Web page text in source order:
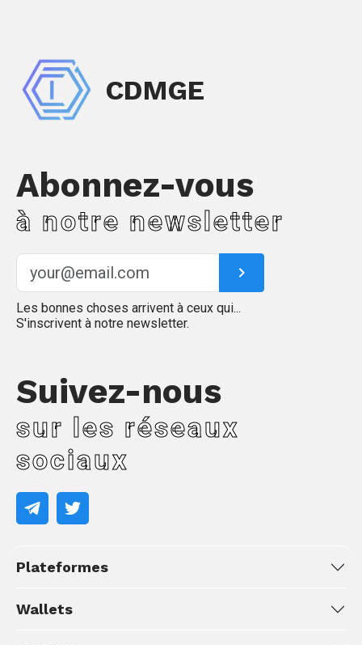
CDMGE
Abonnez-vous
à notre newsletter
Les bonnes choses arrivent à ceux qui...
S'inscrivent à notre newsletter.
Suivez-nous
sur les réseaux
sociaux
Plateformes
Wallets